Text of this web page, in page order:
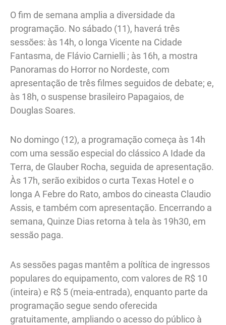
O fim de semana amplia a diversidade da
programação. No sábado (11), haverá três
sessões: às 14h, o longa Vicente na Cidade
Fantasma, de Flávio Carnielli ; às 16h, a mostra
Panoramas do Horror no Nordeste, com
apresentação de três filmes seguidos de debate; e,
às 18h, o suspense brasileiro Papagaios, de
Douglas Soares.
No domingo (12), a programação começa às 14h
com uma sessão especial do clássico A Idade da
Terra, de Glauber Rocha, seguida de apresentação.
Às 17h, serão exibidos o curta Texas Hotel e o
longa A Febre do Rato, ambos do cineasta Claudio
Assis, e também com apresentação. Encerrando a
semana, Quinze Dias retorna à tela às 19h30, em
sessão paga.
As sessões pagas mantêm a política de ingressos
populares do equipamento, com valores de R$ 10
(inteira) e R$ 5 (meia-entrada), enquanto parte da
programação segue sendo oferecida
gratuitamente, ampliando o acesso do público à